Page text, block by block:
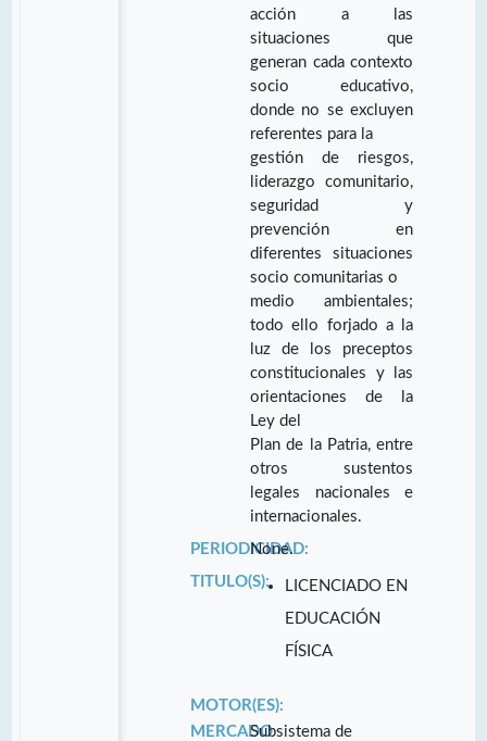
acción a las
situaciones que
generan cada contexto
socio educativo,
donde no se excluyen
referentes para la
gestión de riesgos,
liderazgo comunitario,
seguridad y
prevención en
diferentes situaciones
socio comunitarias o
medio ambientales;
todo ello forjado a la
luz de los preceptos
constitucionales y las
orientaciones de la
Ley del
Plan de la Patria, entre
otros sustentos
legales nacionales e
internacionales.
PERIODICIDAD:
None.
TITULO(S):
LICENCIADO EN
EDUCACIÓN
FÍSICA
MOTOR(ES):
MERCADOSubsistema de